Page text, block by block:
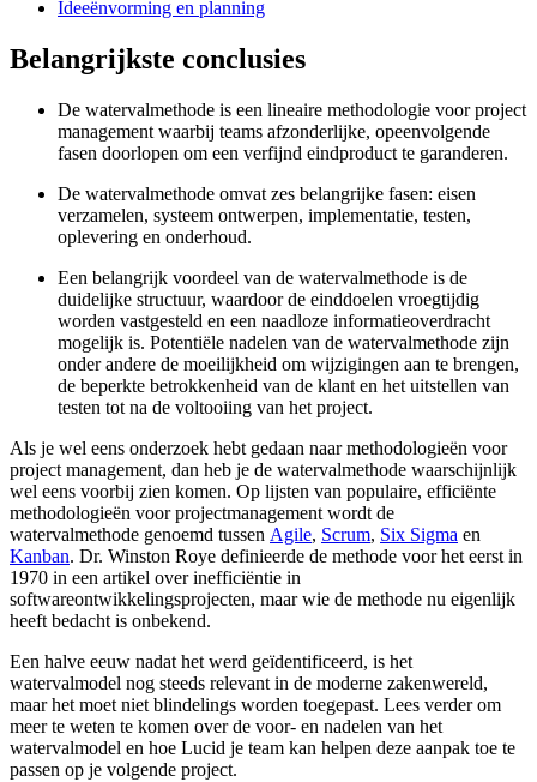
Ideeënvorming en planning
Belangrijkste conclusies
De watervalmethode is een lineaire methodologie voor project
management waarbij teams afzonderlijke, opeenvolgende
fasen doorlopen om een verfijnd eindproduct te garanderen.
De watervalmethode omvat zes belangrijke fasen: eisen
verzamelen, systeem ontwerpen, implementatie, testen,
oplevering en onderhoud.
Een belangrijk voordeel van de watervalmethode is de
duidelijke structuur, waardoor de einddoelen vroegtijdig
worden vastgesteld en een naadloze informatieoverdracht
mogelijk is. Potentiële nadelen van de watervalmethode zijn
onder andere de moeilijkheid om wijzigingen aan te brengen,
de beperkte betrokkenheid van de klant en het uitstellen van
testen tot na de voltooiing van het project.
Als je wel eens onderzoek hebt gedaan naar methodologieën voor
project management, dan heb je de watervalmethode waarschijnlijk
wel eens voorbij zien komen. Op lijsten van populaire, efficiënte
methodologieën voor projectmanagement wordt de
watervalmethode genoemd tussen Agile, Scrum, Six Sigma en
Kanban. Dr. Winston Roye definieerde de methode voor het eerst in
1970 in een artikel over inefficiëntie in
softwareontwikkelingsprojecten, maar wie de methode nu eigenlijk
heeft bedacht is onbekend.
Een halve eeuw nadat het werd geïdentificeerd, is het
watervalmodel nog steeds relevant in de moderne zakenwereld,
maar het moet niet blindelings worden toegepast. Lees verder om
meer te weten te komen over de voor- en nadelen van het
watervalmodel en hoe Lucid je team kan helpen deze aanpak toe te
passen op je volgende project.